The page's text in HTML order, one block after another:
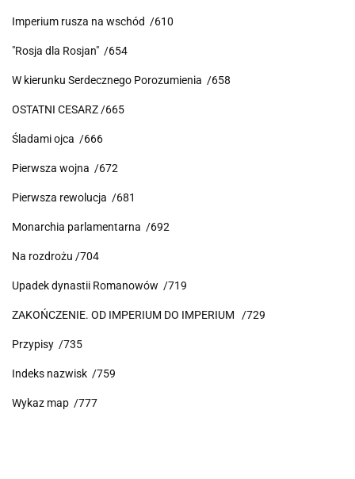
Imperium rusza na wschód /610
"Rosja dla Rosjan" /654
W kierunku Serdecznego Porozumienia /658
OSTATNI CESARZ /665
Śladami ojca /666
Pierwsza wojna /672
Pierwsza rewolucja /681
Monarchia parlamentarna /692
Na rozdrożu /704
Upadek dynastii Romanowów /719
ZAKOŃCZENIE. OD IMPERIUM DO IMPERIUM /729
Przypisy /735
Indeks nazwisk /759
Wykaz map /777